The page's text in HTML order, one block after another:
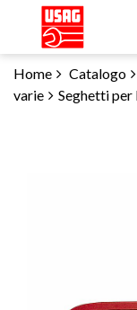
Home Catalogo
varie
Seghetti